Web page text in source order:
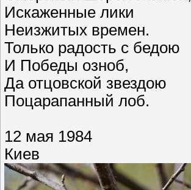
Искаженные лики
Неизжитых времен.
Только радость с бедою
И Победы озноб,
Да отцовской звездою
Поцарапанный лоб.
12 мая 1984
Киев